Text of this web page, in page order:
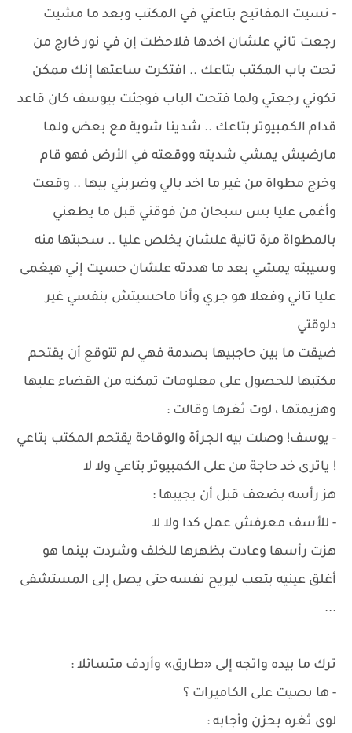
- نسيت المفاتيح بتاعتي في المكتب وبعد ما مشيت
رجعت تاني علشان اخدها فلاحظت إن في نور خارج من
تحت باب المكتب بتاعك .. افتكرت ساعتها إنك ممكن
تكوني رجعتي ولما فتحت الباب فوجئت بيوسف كان قاعد
قدام الكمبيوتر بتاعك .. شدينا شوية مع بعض ولما
مارضيش يمشي شديته ووقعته في الأرض فهو قام
وخرج مطواة من غير ما اخد بالي وضربني بيها .. وقعت
وأغمى عليا بس سبحان من فوقني قبل ما يطعني
بالمطواة مرة تانية علشان يخلص عليا .. سحبتها منه
وسيبته يمشي بعد ما هددته علشان حسيت إني هيغمى
عليا تاني وفعلا هو جري وأنا ماحسيتش بنفسي غير
دلوقتي
ضيقت ما بين حاجبيها بصدمة فهي لم تتوقع أن يقتحم
مكتبها للحصول على معلومات تمكنه من القضاء عليها
وهزيمتها ، لوت ثغرها وقالت :
- يوسف! وصلت بيه الجرأة والوقاحة يقتحم المكتب بتاعي
! ياترى خد حاجة من على الكمبيوتر بتاعي ولا لا
هز رأسه بضعف قبل أن يجيبها :
- للأسف معرفش عمل كدا ولا لا
هزت رأسها وعادت بظهرها للخلف وشردت بينما هو
أغلق عينيه بتعب ليريح نفسه حتى يصل إلى المستشفى
...
ترك ما بيده واتجه إلى «طارق» وأردف متسائلا :
- ها بصيت على الكاميرات ؟
لوى ثغره بحزن وأجابه :